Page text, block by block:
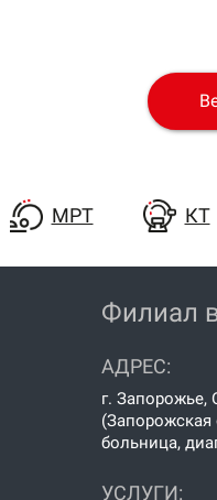
МРТ КТ
Филиал
АДРЕС:
г. Запорожье,
(Запорожская
больница,
УСЛУГИ: